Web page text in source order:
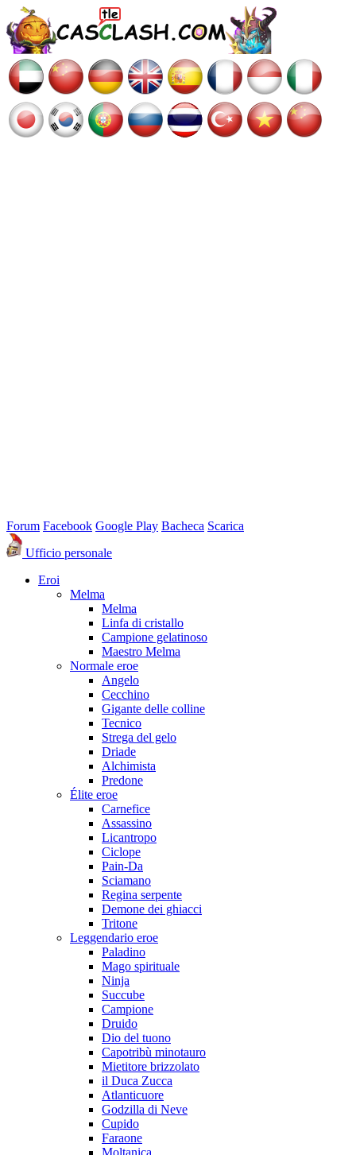
Forum Facebook Google Play Bacheca Scarica
Ufficio personale
Eroi
Melma
Melma
Linfa di cristallo
Campione gelatinoso
Maestro Melma
Normale eroe
Angelo
Cecchino
Gigante delle colline
Tecnico
Strega del gelo
Driade
Alchimista
Predone
Élite eroe
Carnefice
Assassino
Licantropo
Ciclope
Pain-Da
Sciamano
Regina serpente
Demone dei ghiacci
Tritone
Leggendario eroe
Paladino
Mago spirituale
Ninja
Succube
Campione
Druido
Dio del tuono
Capotribù minotauro
Mietitore brizzolato
il Duca Zucca
Atlanticuore
Godzilla di Neve
Cupido
Faraone